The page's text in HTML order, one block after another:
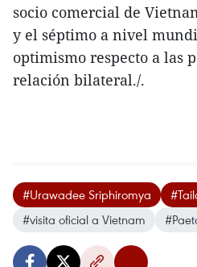
socio comercial de
y el séptimo a nivel
optimismo respecto a las
relación bilateral./.
#Urawadee Sriphiromya
#visita oficial a Vietnam